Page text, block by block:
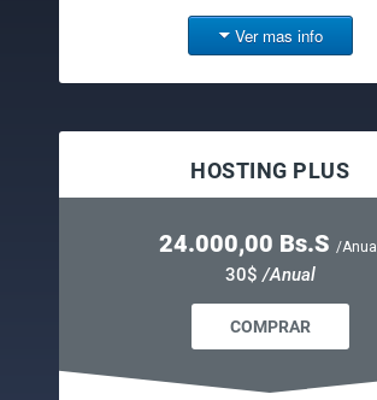
Ver mas info
HOSTING PLUS
24.000,00 Bs.S /Anual
30$/Anual
COMPRAR